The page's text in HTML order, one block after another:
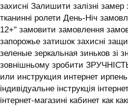
захисні Залишити залізні
тканинні ролети День-Ніч
12+" замовити замовлення
запорожье затишок захисні
зеленые зеркальная зиньков зі
зовнішньому зробити
или инструкция интернет ирпень
індивідуальне інструкція
інтернет-магазині кабинет как